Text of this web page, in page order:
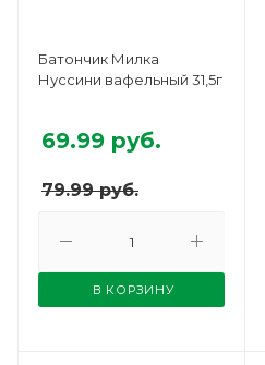
Батончик Милка
Нуссини вафельный 31,5г
79.99руб.
69.99 руб.
В КОРЗИНУ